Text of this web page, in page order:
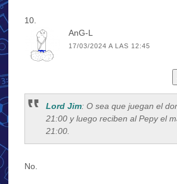
AnG-L
17/03/2024 A LAS 12:45
Lord Jim: O sea que juegan el
21:00 y luego reciben al Pepy el
21:00.
No.